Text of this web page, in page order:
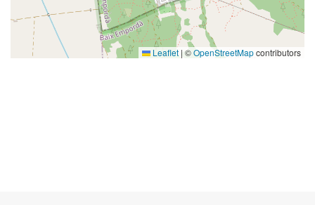
Leaflet | ©OpenStreetMapcontributors